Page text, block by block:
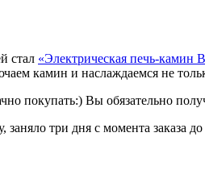
стал «Электрическая печь-камин
камин и наслаждаемся не
покупать:) Вы обязательно
заняло три дня с момента заказа